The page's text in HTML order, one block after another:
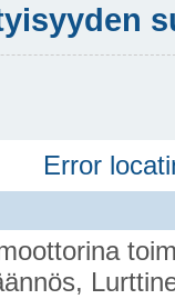
Error